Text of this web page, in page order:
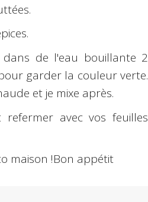
de l'eau bouillante 2
garder la couleur verte.
et je mixe après.
avec vos feuilles
maison !Bon appétit